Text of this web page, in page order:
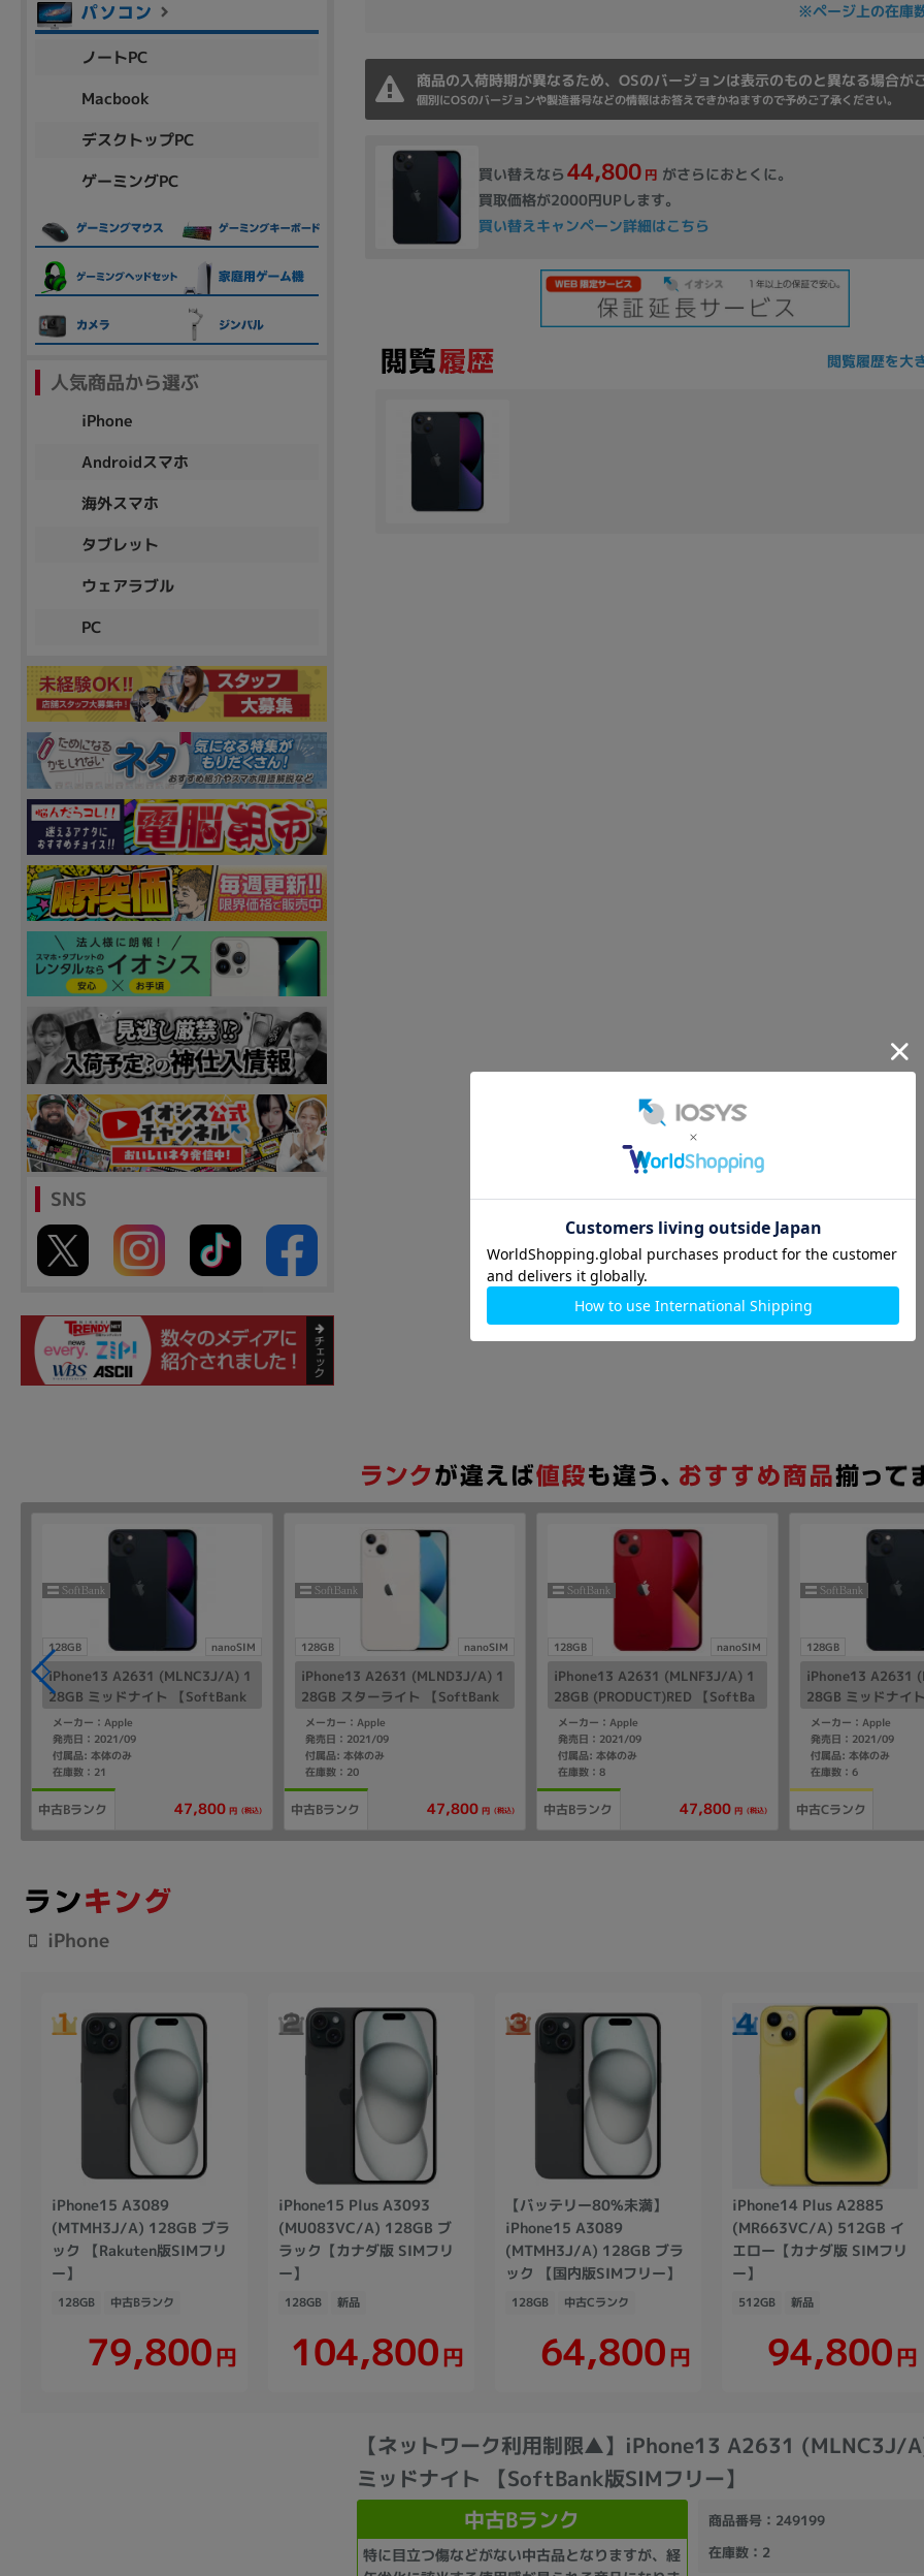
※ページ上の在庫
商品の入荷時期が異なるため、OSのバージョンは表示のものと異なる場合が
個別にOSのバージョンや製造番号などの情報はお答えできかねますので予めご了承ください。
買い替えなら 44,800 円 がさらにおとくに。
買取価格が2000円UPします。
買い替えキャンペーン詳細はこちら
閲覧履歴を大
ノートPC
Macbook
デスクトップPC
ゲーミングPC
人気商品から選ぶ
iPhone
Androidスマホ
海外スマホ
タブレット
ウェアラブル
PC
SNS
128GB nanoSIM
iPhone13 A2631 (MLNC3J/A) 1
28GB ミッドナイト 【SoftBank
版SIMフリー】
メーカー：Apple
発売日：2021/09
付属品: 本体のみ
在庫数：21
中古Bランク 47,800 円 (税込)
128GB nanoSIM
iPhone13 A2631 (MLND3J/A) 1
28GB スターライト 【SoftBank
版SIMフリー】
メーカー：Apple
発売日：2021/09
付属品: 本体のみ
在庫数：20
中古Bランク 47,800 円 (税込)
128GB nanoSIM
iPhone13 A2631 (MLNF3J/A) 1
28GB (PRODUCT)RED 【SoftBa
nk版SIMフリー】
メーカー：Apple
発売日：2021/09
付属品: 本体のみ
在庫数：8
中古Bランク 47,800 円 (税込)
128GB
iPhone13 A2631
28GB ミッドナイ
版SIMフリー】
メーカー：Apple
発売日：2021/09
付属品: 本体のみ
在庫数：6
中古Cランク
iPhone
iPhone15 A3089
(MTMH3J/A) 128GB ブラ
ック 【Rakuten版SIMフリ
ー】
128GB 中古Bランク
79,800円
iPhone15 Plus A3093
(MU083VC/A) 128GB ブ
ラック【カナダ版 SIMフリ
ー】
128GB 新品
104,800円
【バッテリー80%未満】
iPhone15 A3089
(MTMH3J/A) 128GB ブラ
ック 【国内版SIMフリー】
128GB 中古Cランク
64,800円
iPhone14 Plus A2885
(MR663VC/A) 512GB イ
エロー【カナダ版 SIMフリ
ー】
512GB 新品
94,800円
【ネットワーク利用制限▲】iPhone13 A2631 (MLNC3J/
ミッドナイト 【SoftBank版SIMフリー】
中古Bランク
特に目立つ傷などがない中古品となりますが、経
商品番号：249199
在庫数：2
容量
~
円 ～ 年
各項目のチェックボックスは「or検索」となります。